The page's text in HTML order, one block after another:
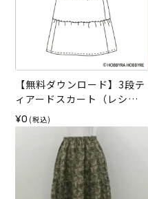
【無料ダウンロード】3段テ
ィアードスカート（レシ
ピ）
¥0 (税込)